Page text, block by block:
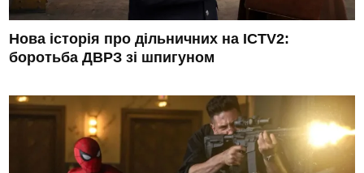
Нова історія про дільничних на ICTV2:
боротьба ДВРЗ зі шпигуном